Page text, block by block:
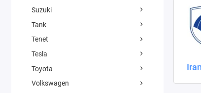
Suzuki
Tank
Tenet
Tesla
Toyota
Volkswagen